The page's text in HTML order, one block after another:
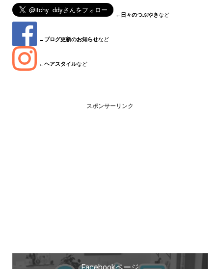
← 日々のつぶやきなど
← ブログ更新のお知らせなど
←ヘアスタイルなど
スポンサーリンク